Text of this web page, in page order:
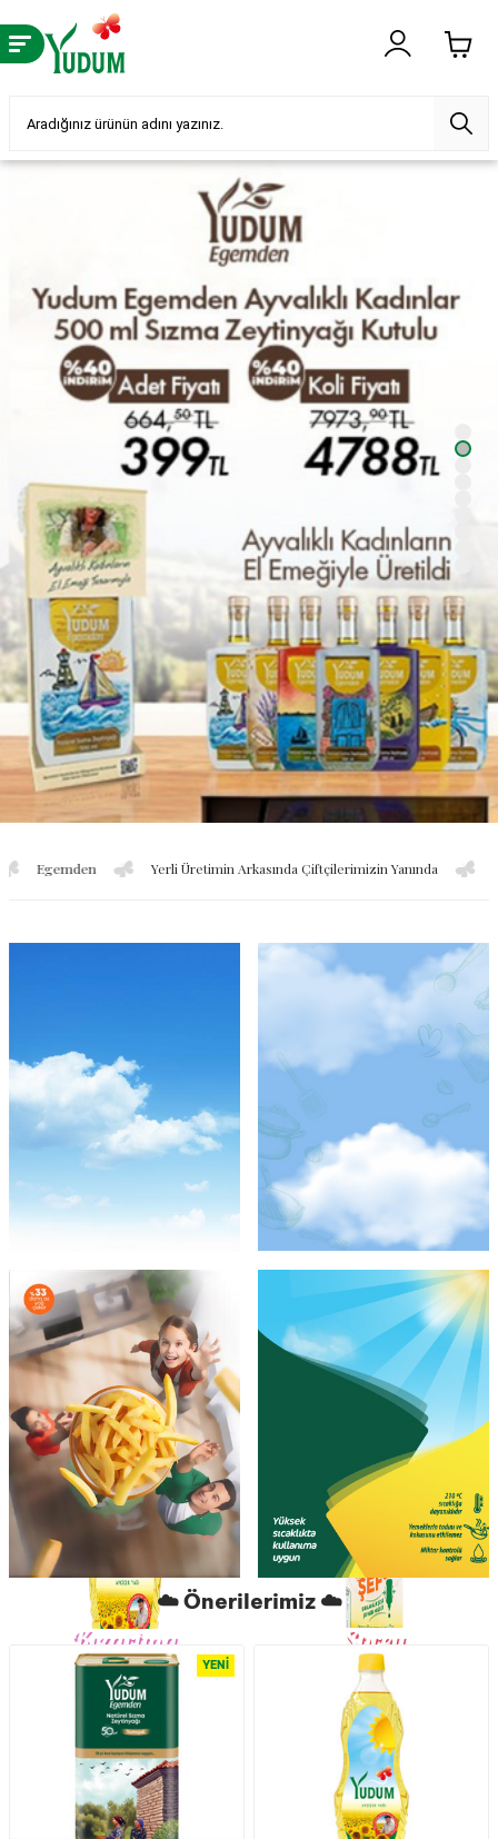
Yerli Üretimin Arkasında Çiftçilerimizin Yanında Sırma
Ayçiçek Şef Gibi
Kızartma
Ustası
Sprey
☁️ Önerilerimiz ☁️
YENI